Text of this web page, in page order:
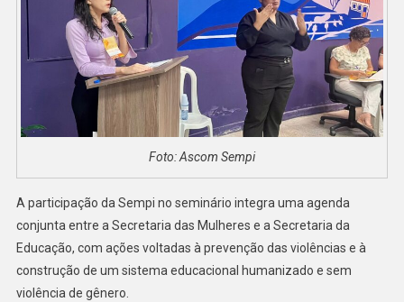
Foto: Ascom Sempi
A participação da Sempi no seminário integra uma agenda
conjunta entre a Secretaria das Mulheres e a Secretaria da
Educação, com ações voltadas à prevenção das violências e à
construção de um sistema educacional humanizado e sem
violência de gênero.